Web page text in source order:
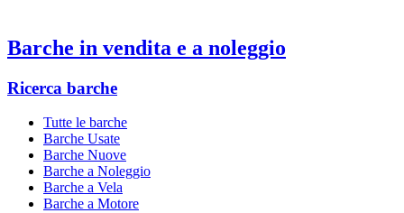
Barche in vendita e a noleggio
Ricerca barche
Tutte le barche
Barche Usate
Barche Nuove
Barche a Noleggio
Barche a Vela
Barche a Motore